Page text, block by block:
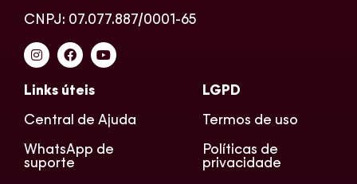
CNPJ: 07.077.887/0001-65
Links úteis
Central de Ajuda
WhatsApp de
suporte
LGPD
Termos de uso
Políticas de
privacidade